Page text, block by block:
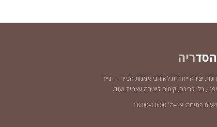
הסדריה
חנות יצירה ייחודית לאוהבי אמנות הנייר — נייר
יפני, כלי כריכה, קיטים ליצירה עצמית ועוד.
שעות פתיחה: א׳–ה׳ 10:00–18:00